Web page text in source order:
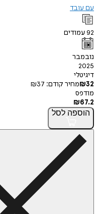
עם עובד
92עמודים
נובמבר
2025
דיגיטלי
₪32 מחיר קודם: ₪37
מודפס
₪67.2
הוספה לסל